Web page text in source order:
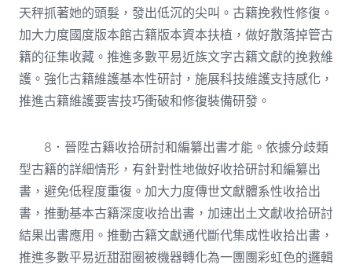
天秤抓著她的頭髮，發出低沉的尖叫。古籍挽救性修復。
加大力度國度版本館古籍版本資本扶植，做好散落掉管古
籍的征集收藏。推進多數平易近族文字古籍文獻的挽救維
護。強化古籍維護基本性研討，施展科技維護支持感化，
推進古籍維護要害技巧衝破和修復裝備研發。
8．晉陞古籍收拾研討和編纂出書才能。依據分歧類
型古籍的詳細情形，有針對性地做好收拾研討和編纂出
書，避免低程度重復。加大力度傳世文獻體系性收拾出
書，推動基本古籍深度收拾出書，加速出土文獻收拾研討
結果出書應用。推動古籍文獻通代斷代集成性收拾出書，
推進多數平易近甜甜圈被機器轉化為一團團彩虹色的邏輯